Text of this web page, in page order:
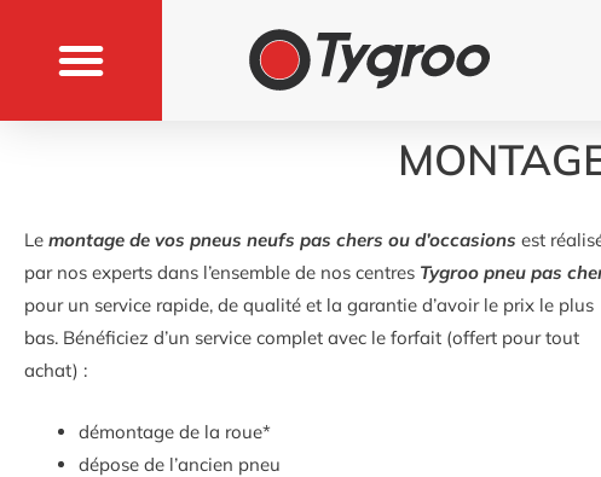
Le montage de vos pneus neufs pas chers ou d’occasions est
par nos experts dans l’ensemble de nos centres Tygroo pneu pas
pour un service rapide, de qualité et la garantie d’avoir le prix le plus
bas. Bénéficiez d’un service complet avec le forfait (offert pour tout
achat) :
démontage de la roue*
dépose de l’ancien pneu